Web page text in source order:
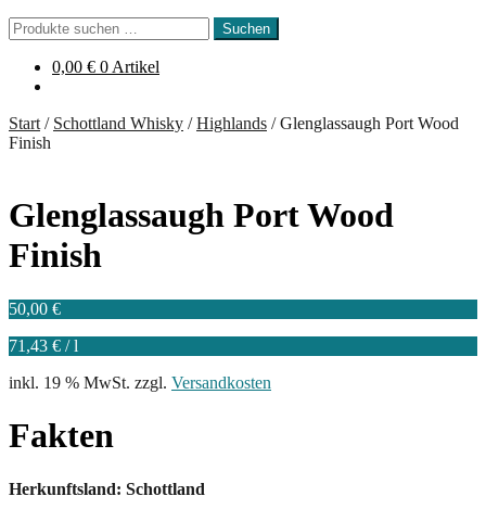
Suchen
nach:
Suchen
0,00 € 0 Artikel
Start / Schottland Whisky /Highlands /Glenglassaugh Port Wood
Finish
Glenglassaugh Port Wood
Finish
50,00 €
71,43 € /l
inkl. 19 % MwSt. zzgl. Versandkosten
Fakten
Herkunftsland: Schottland